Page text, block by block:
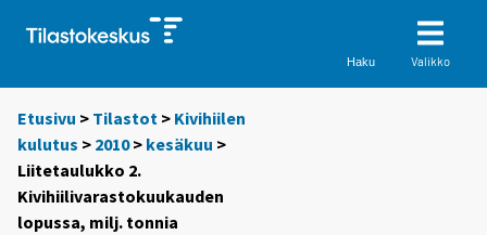
Haku Valikko
Etusivu > Tilastot > Kivihiilen
kulutus > 2010> kesäkuu >
Liitetaulukko 2.
Kivihiilivarastokuukauden
lopussa, milj. tonnia